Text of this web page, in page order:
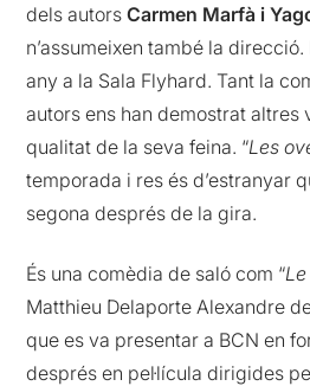
dels autorsCarmen Marfà i
n’assumeixen també la
any a la Sala Flyhard. Tant la
autors ens han demostrat altres
qualitat de la seva feina. “Les
temporada i res és d’estranyar
segona després de la gira.
És una comèdia de saló com “
Matthieu Delaporte Alexandre
que es va presentar a BCN en
després en pel·lícula dirigides